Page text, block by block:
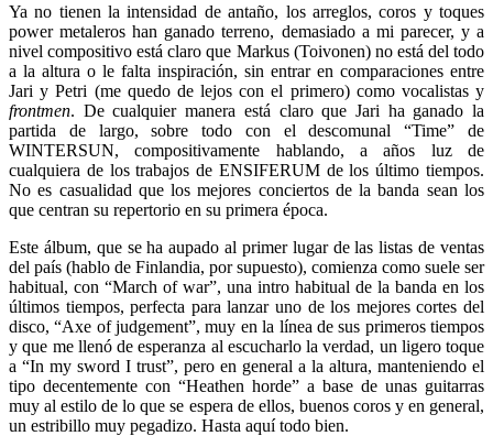
Ya no tienen la intensidad de antaño, los arreglos, coros y toques
power metaleros han ganado terreno, demasiado a mi parecer, y a
nivel compositivo está claro que Markus (Toivonen) no está del todo
a la altura o le falta inspiración, sin entrar en comparaciones entre
Jari y Petri (me quedo de lejos con el primero) como vocalistas y
frontmen. De cualquier manera está claro que Jari ha ganado la
partida de largo, sobre todo con el descomunal “Time” de
WINTERSUN, compositivamente hablando, a años luz de
cualquiera de los trabajos de ENSIFERUM de los último tiempos.
No es casualidad que los mejores conciertos de la banda sean los
que centran su repertorio en su primera época.
Este álbum, que se ha aupado al primer lugar de las listas de ventas
del país (hablo de Finlandia, por supuesto), comienza como suele ser
habitual, con “March of war”, una intro habitual de la banda en los
últimos tiempos, perfecta para lanzar uno de los mejores cortes del
disco, “Axe of judgement”, muy en la línea de sus primeros tiempos
y que me llenó de esperanza al escucharlo la verdad, un ligero toque
a “In my sword I trust”, pero en general a la altura, manteniendo el
tipo decentemente con “Heathen horde” a base de unas guitarras
muy al estilo de lo que se espera de ellos, buenos coros y en general,
un estribillo muy pegadizo. Hasta aquí todo bien.